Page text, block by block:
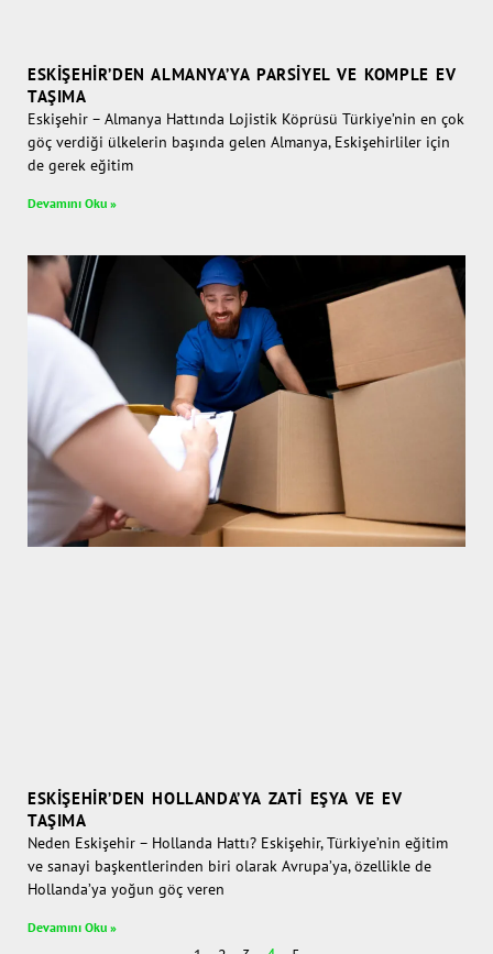
ESKIŞEHIR’DEN ALMANYA’YA PARSIYEL VE KOMPLE EV
TAŞIMA
Eskişehir – Almanya Hattında Lojistik Köprüsü Türkiye’nin en çok
göç verdiği ülkelerin başında gelen Almanya, Eskişehirliler için
de gerek eğitim
Devamını Oku »
ESKIŞEHIR’DEN HOLLANDA’YA ZATI EŞYA VE EV
TAŞIMA
Neden Eskişehir – Hollanda Hattı? Eskişehir, Türkiye’nin eğitim
ve sanayi başkentlerinden biri olarak Avrupa’ya, özellikle de
Hollanda’ya yoğun göç veren
Devamını Oku »